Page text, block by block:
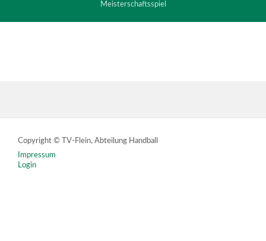
Meisterschaftsspiel
Copyright © TV-Flein, Abteilung Handball
Impressum
Login